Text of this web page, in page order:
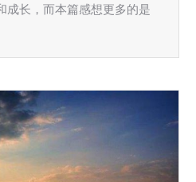
成长，而本篇感想更多的是